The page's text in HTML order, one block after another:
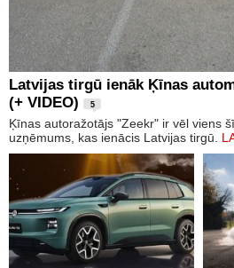
Latvijas tirgū ienāk Ķīnas
(+ VIDEO)
5
Ķīnas autoražotājs "Zeekr" ir vēl viens
uzņēmums, kas ienācis Latvijas tirgū.